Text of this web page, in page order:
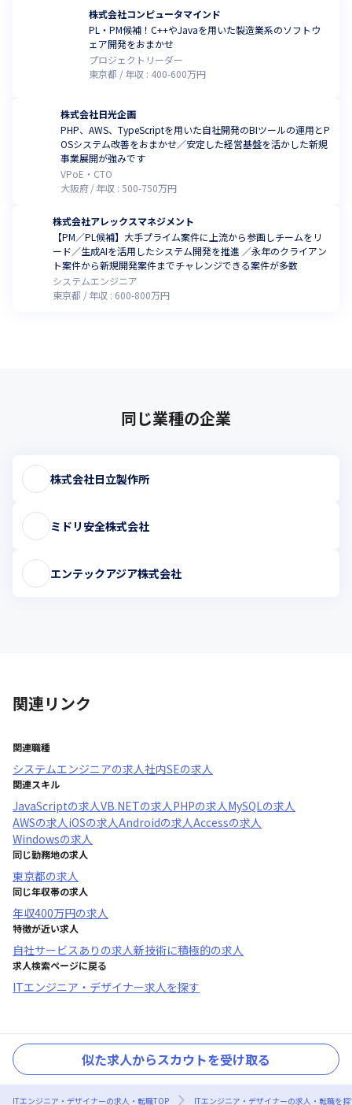
株式会社コンピュータマインド
PL・PM候補！C++やJavaを用いた製造業系のソフトウ
ェア開発をおまかせ
プロジェクトリーダー
東京都
年収 : 400-600万円
株式会社日光企画
PHP、AWS、TypeScriptを用いた自社開発のBIツールの運用とP
OSシステム改善をおまかせ／安定した経営基盤を活かした新規
事業展開が強みです
VPoE・CTO
大阪府
年収 :500-750万円
株式会社アレックスマネジメント
【PM／PL候補】大手プライム案件に上流から参画しチームをリ
ード／生成AIを活用したシステム開発を推進 ／永年のクライアン
ト案件から新規開発案件までチャレンジできる案件が多数
システムエンジニア
東京都
年収 : 600-800万円
同じ業種の企業
株式会社日立製作所
ミドリ安全株式会社
エンテックアジア株式会社
関連リンク
関連職種
システムエンジニアの求人社内SEの求人
関連スキル
JavaScriptの求人VB.NETの求人PHPの求人MySQLの求人
AWSの求人iOSの求人Androidの求人Accessの求人
Windowsの求人
同じ勤務地の求人
東京都の求人
同じ年収帯の求人
年収400万円の求人
特徴が近い求人
自社サービスあり の求人新技術に積極的の求人
求人検索ページに戻る
ITエンジニア・デザイナー求人を探す
似た求人からスカウトを受け取る
ITエンジニア・デザイナーの求人・転職TOP ITエンジニア・デザイナーの求人・転職を